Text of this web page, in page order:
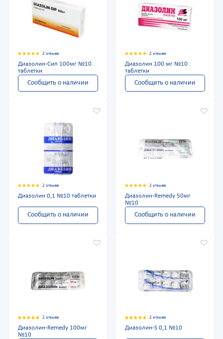
2 отзыва
Диазолин-Сип 100мг №10
таблетки
Сообщить о наличии
2 отзыва
Диазолин 100 мг №10
таблетки
Сообщить о наличии
2 отзыва
Диазолин 0,1 №10 таблетки
Сообщить о наличии
2 отзыва
Диазолин-Remedy 50мг
№10
Сообщить о наличии
2 отзыва
Диазолин-Remedy 100мг
№10
2 отзыва
Диазолин-S 0,1 №10